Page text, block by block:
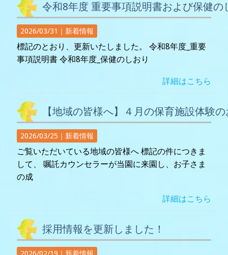
令和8年度 重要事項説明書および保健
2026/03/31｜ 新着情報
標記のとおり、更新いたしました。 令和8年度_重要
事項説明書 令和8年度_保健のしおり
詳細はこちら
【地域の皆様へ】４月の保育施設体験
2026/03/25｜ 新着情報
ご覧いただいている地域の皆様へ 標記の件につきま
して、 嘱託カウンセラーが当園に来園し、お子さま
の成
詳細はこちら
採用情報を更新しました！